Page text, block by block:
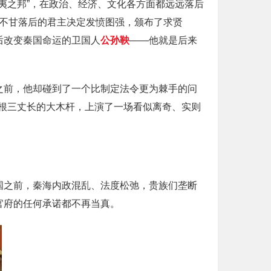
邦”，在政治、经济、文化各方面都远远落后
甘落后的君主决定发愤图强，颁布了求贤
变秦国命运的卫国人 公孙鞅——他就是后来
，他却碰到了一个比制定法令更为棘手的问
丈长的大木杆，上演了一场看似离奇、实则
前，秦海内政混乱、法度松弛，贵族们垄断
的任何承诺都不再当真。